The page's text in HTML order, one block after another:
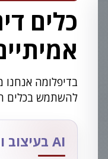
כלים
להשתמש בכלים
AI בעיצוב והום סטיילינג